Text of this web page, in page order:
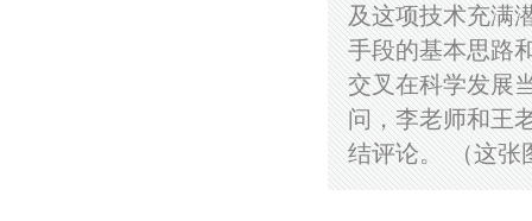
及这项技术充满
手段的基本思路
交叉在科学发展
问，李老师和王
结评论。 （这张